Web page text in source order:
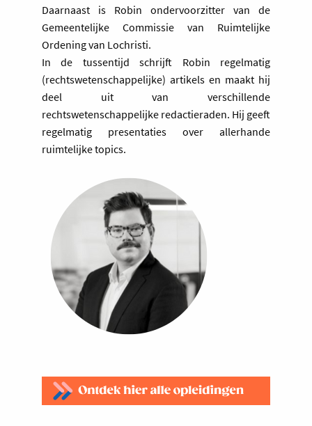
arresten die tot een juridische
patstellingen en een feitelijke
vergunningenstop hebben geleid.
Het Ineos-arrest: de echte juridische
ontknoping kwam er met het Ineos-
arrest van 20 juli 2023. We gaan in op
de krachtlijnen van het arrest en de
impact ervan op de
vergunningverlening.
Op weg naar een Stikstofdecree
Ineos-arrest leidde vervolgens tot een
stroomversnelling richting de
broodnodige, decretale oplossing. We
gaan in op het ontstaan van het
Stikstofdecreet, de wetenschappelijke
onderbouwing en het Stikstofakkoord
van 14 november 2023.
Het Stikstofdecreet
: vervolgens staan
we stil bij de bewoordingen van het
NOx-inrichtingen. We bekijken de
drempelwaarden, het
Daarnaast is Robin ondervoorzitter van de
Gemeentelijke Commissie van Ruimtelijke
Ordening van Lochristi.
In de tussentijd schrijft Robin regelmatig
(rechtswetenschappelijke) artikels en maakt hij
deel uit van verschillende
rechtswetenschappelijke redactieraden. Hij geeft
regelmatig presentaties over allerhande
ruimtelijke topics.